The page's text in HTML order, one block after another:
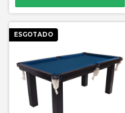
ESGOTADO